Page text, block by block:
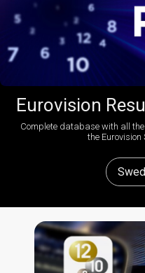
Eurovision
Complete database with all
the Eurovision